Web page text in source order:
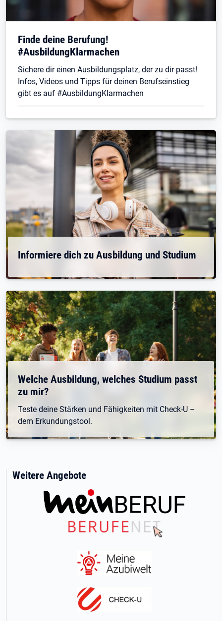
Finde deine Berufung!
#AusbildungKlarmachen
Sichere dir einen Ausbildungsplatz, der zu dir passt!
Infos, Videos und Tipps für deinen Berufseinstieg
gibt es auf #AusbildungKlarmachen
Informiere dich zu Ausbildung und Studium
Welche Ausbildung, welches Studium passt
zu mir?
Teste deine Stärken und Fähigkeiten mit Check-U –
dem Erkundungstool.
Weitere Angebote